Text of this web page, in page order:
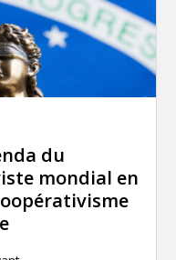
du
mondial en